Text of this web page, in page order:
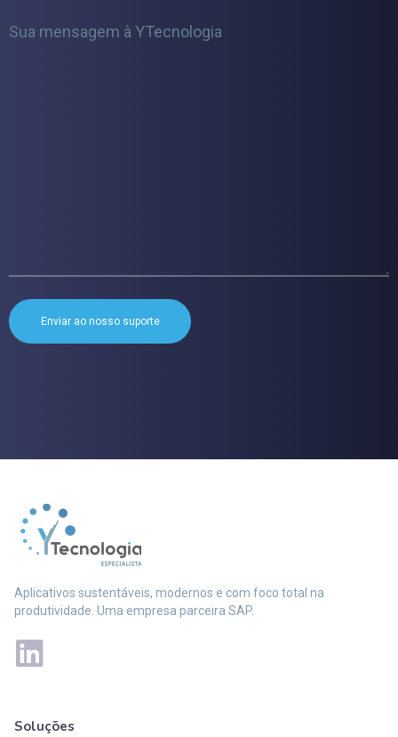
Sua mensagem à YTecnologia
Aplicativos sustentáveis, modernos e com foco total na
produtividade. Uma empresa parceira SAP.
Soluções